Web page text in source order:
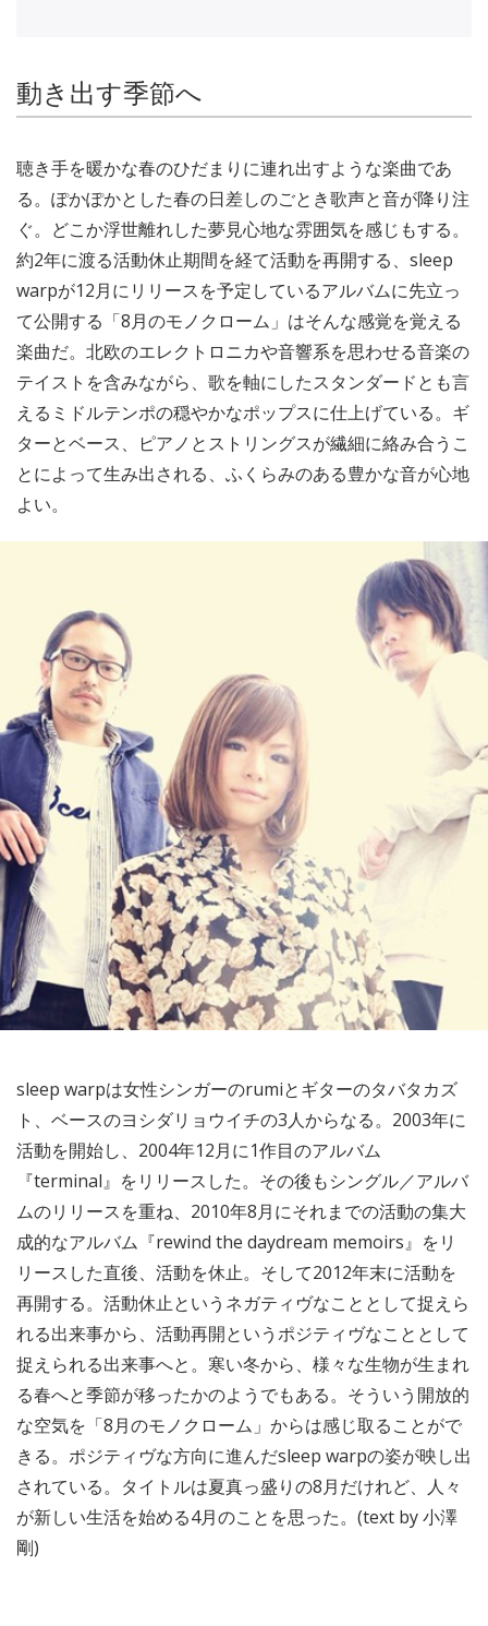
動き出す季節へ
聴き手を暖かな春のひだまりに連れ出すような楽曲であ
る。ぽかぽかとした春の日差しのごとき歌声と音が降り注
ぐ。どこか浮世離れした夢見心地な雰囲気を感じもする。
約2年に渡る活動休止期間を経て活動を再開する、sleep
warpが12月にリリースを予定しているアルバムに先立っ
て公開する「8月のモノクローム」はそんな感覚を覚える
楽曲だ。北欧のエレクトロニカや音響系を思わせる音楽の
テイストを含みながら、歌を軸にしたスタンダードとも言
えるミドルテンポの穏やかなポップスに仕上げている。ギ
ターとベース、ピアノとストリングスが繊細に絡み合うこ
とによって生み出される、ふくらみのある豊かな音が心地
よい。
sleep warpは女性シンガーのrumiとギターのタバタカズ
ト、ベースのヨシダリョウイチの3人からなる。2003年に
活動を開始し、2004年12月に1作目のアルバム
『terminal』をリリースした。その後もシングル／アルバ
ムのリリースを重ね、2010年8月にそれまでの活動の集大
成的なアルバム『rewind the daydream memoirs』をリ
リースした直後、活動を休止。そして2012年末に活動を
再開する。活動休止というネガティヴなこととして捉えら
れる出来事から、活動再開というポジティヴなこととして
捉えられる出来事へと。寒い冬から、様々な生物が生まれ
る春へと季節が移ったかのようでもある。そういう開放的
な空気を「8月のモノクローム」からは感じ取ることがで
きる。ポジティヴな方向に進んだsleep warpの姿が映し出
されている。タイトルは夏真っ盛りの8月だけれど、人々
が新しい生活を始める4月のことを思った。(text by 小澤
剛)